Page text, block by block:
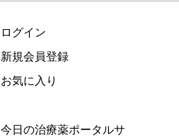
ログイン
新規会員登録
お気に入り
今日の治療薬ポータルサ